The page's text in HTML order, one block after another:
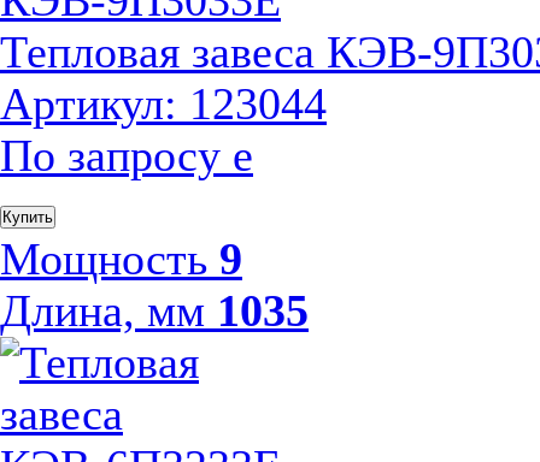
Тепловая завеса КЭВ-
Артикул: 123044
По запросу е
Купить
Мощность 9
Длина, мм 1035